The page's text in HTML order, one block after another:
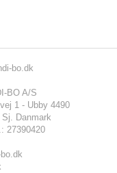
BO A/S
1 - Ubby 4490
Danmark
27390420